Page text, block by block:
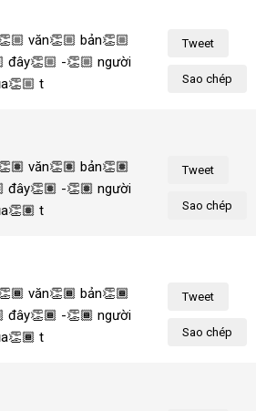
Tweet
Sao chép
văn👏🏼 bản👏🏼
đây👏🏼 -👏🏼 người
tôi!
Tweet
Sao chép
văn👏🏽 bản👏🏽
đây👏🏽 -👏🏽 người
tôi!
Tweet
Sao chép
văn👏🏾 bản👏🏾
đây👏🏾 -👏🏾 người
tôi!